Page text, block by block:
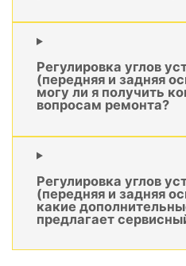
Регулировка углов
(передняя и задняя
могу ли я получить
вопросам ремонта?
Регулировка углов
(передняя и задняя
какие
предлагает